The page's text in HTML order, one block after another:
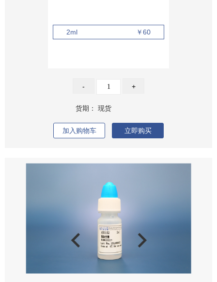
2ml ￥60
- +
货期： 现货
加入购物车 立即购买